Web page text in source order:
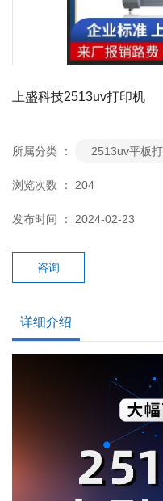
上盛科技2513uv打印机
所属分类 ： 2513uv平板
浏览次数 ： 204
发布时间 ： 2024-02-23
咨询
详细介绍